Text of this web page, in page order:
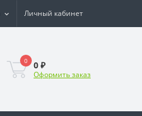
Личный кабинет
0 0 ₽
Оформить заказ